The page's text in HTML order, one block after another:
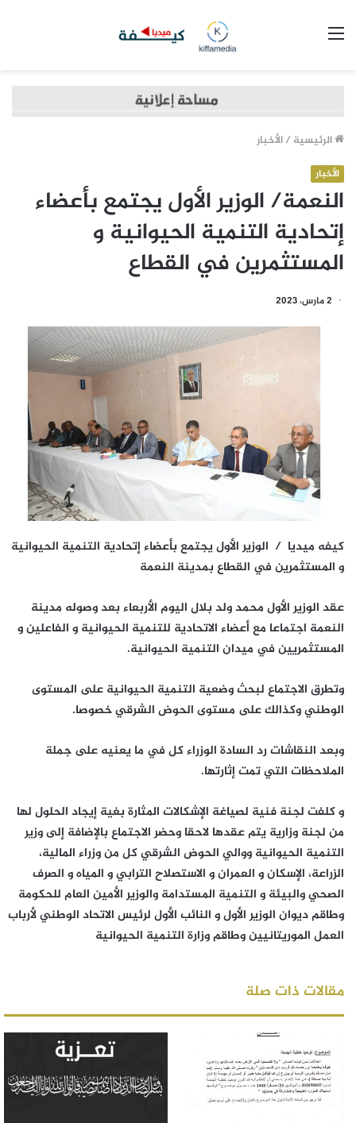
الرئيسية /الأخبار
الأخبار
النعمة/ الوزير الأول يجتمع بأعضاء
إتحادية التنمية الحيوانية و
المستثمرين في القطاع
2 مارس، 2023
كيفه ميديا / الوزير الأول يجتمع بأعضاء إتحادية التنمية الحيوانية
و المستثمرين في القطاع بمدينة النعمة
عقد الوزير الأول محمد ولد بلال اليوم الأربعاء بعد وصوله مدينة
النعمة اجتماعا مع أعضاء الاتحادية للتنمية الحيوانية و الفاعلين و
المستثمريين في ميدان التنمية الحيوانية.
وتطرق الاجتماع لبحث وضعية التنمية الحيوانية على المستوى
الوطني وكذالك على مستوى الحوض الشرقي خصوصا.
وبعد النقاشات رد السادة الوزراء كل في ما يعنيه على جملة
الملاحظات التي تمت إثارتها.
و كلفت لجنة فنية لصياغة الإشكالات المثارة بغية إيجاد الحلول لها
من لجنة وزارية يتم عقدها لاحقا وحضر الاجتماع بالإضافة إلى وزير
التنمية الحيوانية ووالي الحوض الشرقي كل من وزراء المالية،
الزراعة، الإسكان و العمران و الاستصلاح الترابي و المياه و الصرف
الصحي والبيئة و التنمية المستدامة والوزير الأمين العام للحكومة
وطاقم ديوان الوزير الأول و النائب الأول لرئيس الاتحاد الوطني لأرباب
العمل الموريتانيين وطاقم وزارة التنمية الحيوانية
مقالات ذات صلة